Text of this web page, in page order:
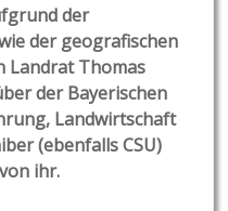
der
der geografischen
Landrat Thomas
der Bayerischen
Landwirtschaft
(ebenfalls CSU)
ihr.